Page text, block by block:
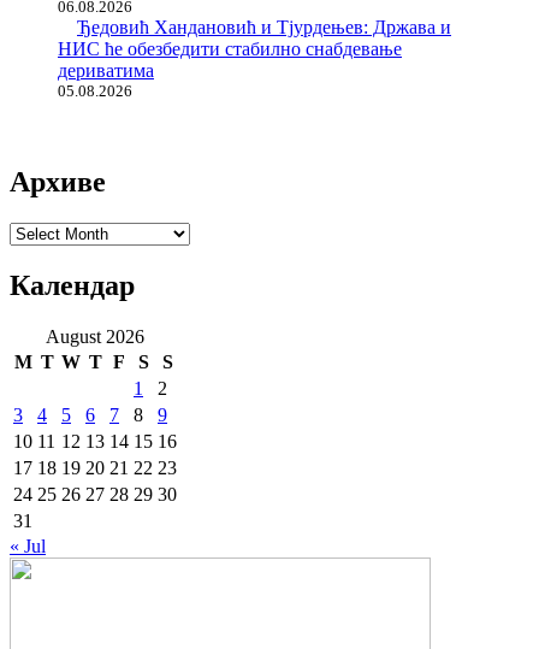
06.08.2026
Ђедовић Хандановић и Тјурдењев: Држава и
НИС ће обезбедити стабилно снабдевање
дериватима
05.08.2026
Архиве
Архиве
Календар
August 2026
M T W T F S
S
1
2
3
4 5 6 7 8
9
10 11 12 13 14 15 16
17 18 19 20 21 22 23
24 25 26 27 28 29 30
31
« Jul